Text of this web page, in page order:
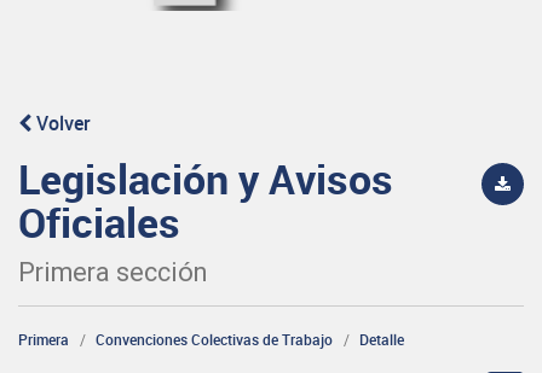
Volver
Legislación y Avisos
Oficiales
Primera sección
Primera Convenciones Colectivas de Trabajo Detalle